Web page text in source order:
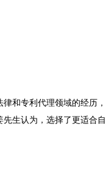
和专利代理领域的经历
生认为，选择了更适合